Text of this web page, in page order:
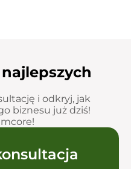
i odkryj, jak
biznesu już dziś!